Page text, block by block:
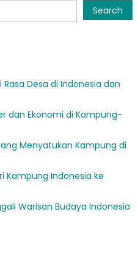
Search
Desa di Indonesia dan
dan Ekonomi di Kampung-
Menyatukan Kampung di
Kampung Indonesia ke
Warisan Budaya Indonesia